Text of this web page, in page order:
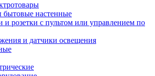
бытовые настенные
и розетки с пультом или управлением по
и датчики освещения